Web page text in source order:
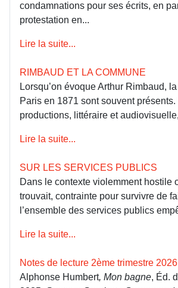
condamnations pour ses écrits, en
protestation en...
Lire la suite...
RIMBAUD ET LA COMMUNE
Lorsqu’on évoque Arthur Rimbaud,
Paris en 1871 sont souvent présents.
productions, littéraire et
Lire la suite...
SUR LES SERVICES PUBLICS
Dans le contexte violemment hostile
trouvait, contrainte pour survivre de
l’ensemble des services publics
Lire la suite...
Notes de lecture 2ème trimestre 2026
Alphonse Humbert, Mon bagne, Éd.